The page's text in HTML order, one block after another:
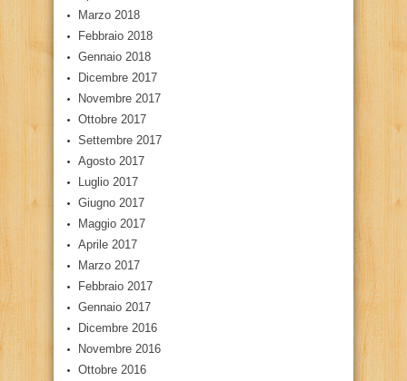
Marzo 2018
Febbraio 2018
Gennaio 2018
Dicembre 2017
Novembre 2017
Ottobre 2017
Settembre 2017
Agosto 2017
Luglio 2017
Giugno 2017
Maggio 2017
Aprile 2017
Marzo 2017
Febbraio 2017
Gennaio 2017
Dicembre 2016
Novembre 2016
Ottobre 2016